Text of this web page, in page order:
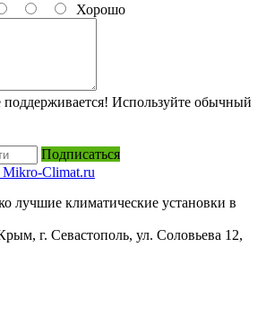
Хорошо
Используйте обычный
Подписаться
лучшие климатические установки в
г. Севастополь, ул. Соловьева 12,